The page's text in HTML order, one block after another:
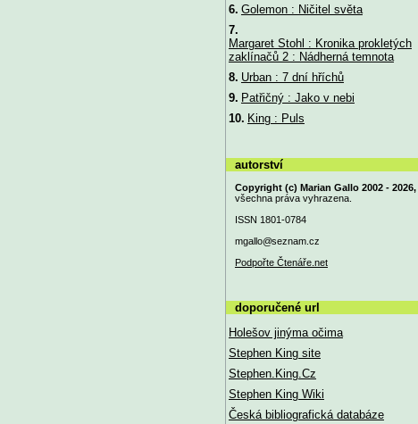
6. Golemon : Ničitel světa
7.
Margaret Stohl : Kronika prokletých
zaklínačů 2 : Nádherná temnota
8. Urban : 7 dní hříchů
9. Patřičný : Jako v nebi
10. King : Puls
autorství
Copyright (c) Marian Gallo 2002 - 2026,
všechna práva vyhrazena.
ISSN 1801-0784
mgallo@seznam.cz
Podpořte Čtenáře.net
doporučené url
Holešov jinýma očima
Stephen King site
Stephen.King.Cz
Stephen King Wiki
Česká bibliografická databáze